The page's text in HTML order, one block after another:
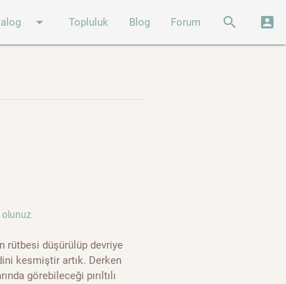
arrow_drop_down Topluluk Blog Forum search account_box
olunuz
rütbesi düşürülüp devriye
kesmiştir artık. Derken
görebileceği pırıltılı